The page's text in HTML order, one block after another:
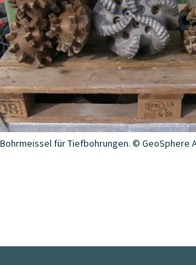
Bohrmeissel für Tiefbohrungen. © GeoSphere